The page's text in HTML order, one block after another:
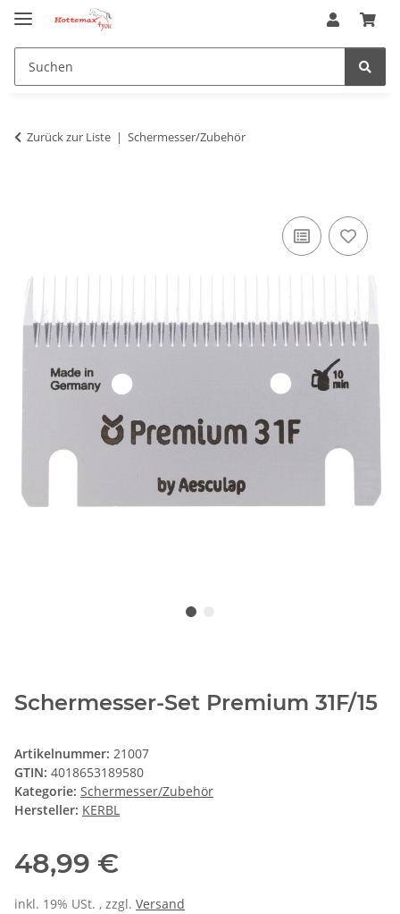
Zurück zur Liste Schermesser/Zubehör
Schermesser-Set Premium 31F/15
Artikelnummer: 21007
GTIN: 4018653189580
Kategorie: Schermesser/Zubehör
Hersteller: KERBL
48,99 €
inkl. 19% USt. , zzgl. Versand